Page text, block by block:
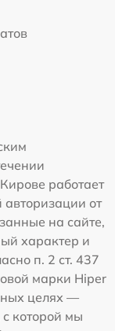
работает
от
на сайте,
характер и
п. 2 ст. 437
марки Hiper
целях —
которой мы